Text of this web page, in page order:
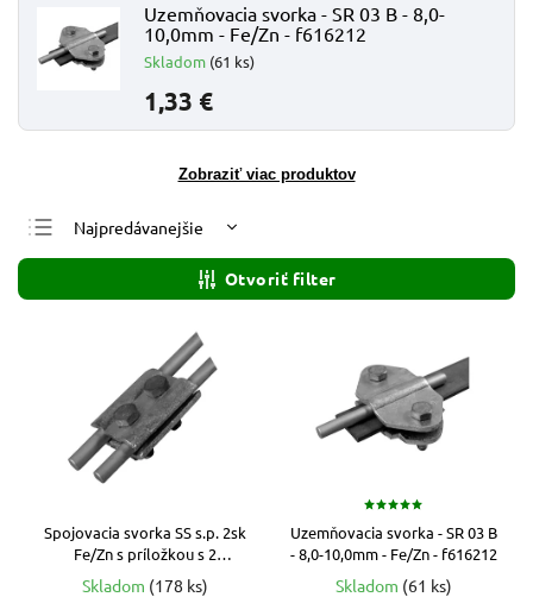
Uzemňovacia svorka - SR 03 B - 8,0-
10,0mm - Fe/Zn - f616212
Skladom (61 ks)
1,33 €
Zobraziť viac produktov
Najpredávanejšie
Najlacnejšie
Najdrahšie
Otvoriť filter
Spojovacia svorka SS s.p. 2sk
Fe/Zn s príložkou s 2
skrutkami - f613112
Skladom (178 ks)
Uzemňovacia svorka - SR 03 B
- 8,0-10,0mm - Fe/Zn - f616212
Skladom (61 ks)